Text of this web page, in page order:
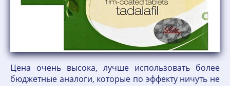
Цена очень высока, лучше использовать более
бюджетные аналоги, которые по эффекту ничуть не